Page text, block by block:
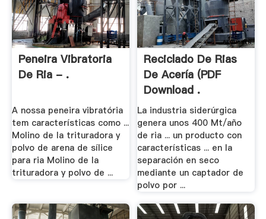
Peneira Vibratoria
De Ria - .
A nossa peneira vibratória
tem características como ...
Molino de la trituradora y
polvo de arena de sílice
para ria Molino de la
trituradora y polvo de ...
Reciclado De Rias
De Acería (PDF
Download .
La industria siderúrgica
genera unos 400 Mt/año
de ria ... un producto con
características ... en la
separación en seco
mediante un captador de
polvo por ...